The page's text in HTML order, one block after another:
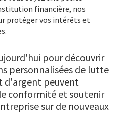
financière, nos
protéger vos intérêts et
pour découvrir
personnalisées de lutte
d'argent peuvent
conformité et soutenir
sur de nouveaux